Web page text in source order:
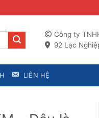
Công ty
92 Lạc
LIÊN HỆ